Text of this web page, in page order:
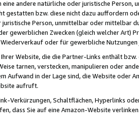
andere natürliche oder juristische
gestatten bzw. diese nicht dazu auffordern
Person, unmittelbar oder mittelbar
gewerblichen Zwecken (gleich welcher Art)
oder für gewerbliche
Ihrer Website, die die Partner-Links enthält
tarnen, verstecken, manipulieren oder
Aufwand in der Lage sind, die Website oder
aufruft.
Verkürzungen, Schaltflächen, Hyperlinks
dass Sie auf eine Amazon-Website